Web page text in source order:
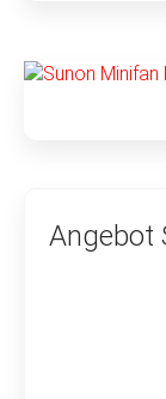
Angebot